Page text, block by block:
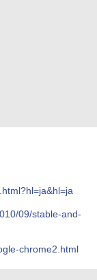
09/stable-and-
chrome2.html